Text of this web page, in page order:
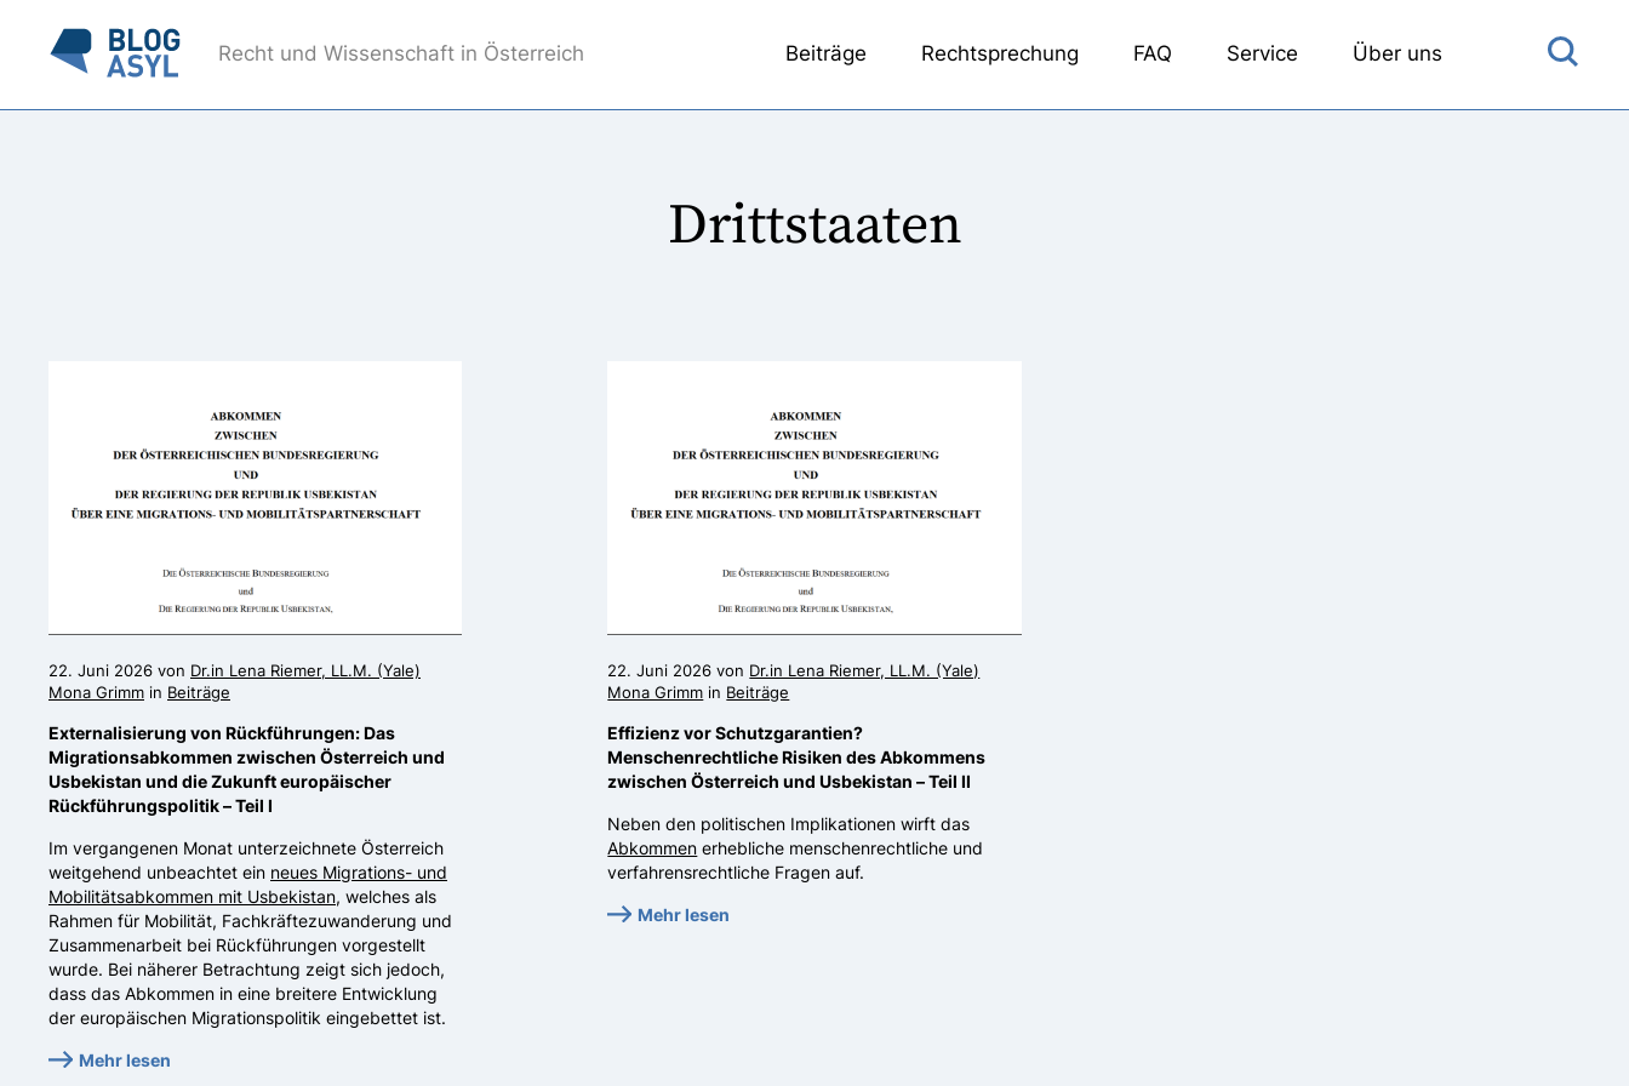
Recht und Wissenschaft in Österreich Beiträge Rechtsprechung FAQ Service Über uns
Drittstaaten
22. Juni 2026 von Dr.in Lena Riemer, LL.M. (Yale)
Mona Grimm in Beiträge
Externalisierung von Rückführungen: Das
Migrationsabkommen zwischen Österreich und
Usbekistan und die Zukunft europäischer
Rückführungspolitik – Teil I
Im vergangenen Monat unterzeichnete Österreich
weitgehend unbeachtet ein neues Migrations- und
Mobilitätsabkommen mit Usbekistan, welches als
Rahmen für Mobilität, Fachkräftezuwanderung und
Zusammenarbeit bei Rückführungen vorgestellt
wurde. Bei näherer Betrachtung zeigt sich jedoch,
dass das Abkommen in eine breitere Entwicklung
der europäischen Migrationspolitik eingebettet ist.
Mehr lesen
22. Juni 2026 von Dr.in Lena Riemer, LL.M. (Yale)
Mona Grimm in Beiträge
Effizienz vor Schutzgarantien?
Menschenrechtliche Risiken des Abkommens
zwischen Österreich und Usbekistan – Teil II
Neben den politischen Implikationen wirft das
Abkommen erhebliche menschenrechtliche und
verfahrensrechtliche Fragen auf.
Mehr lesen